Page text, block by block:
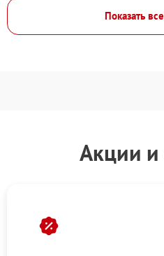
Показать
Акции и